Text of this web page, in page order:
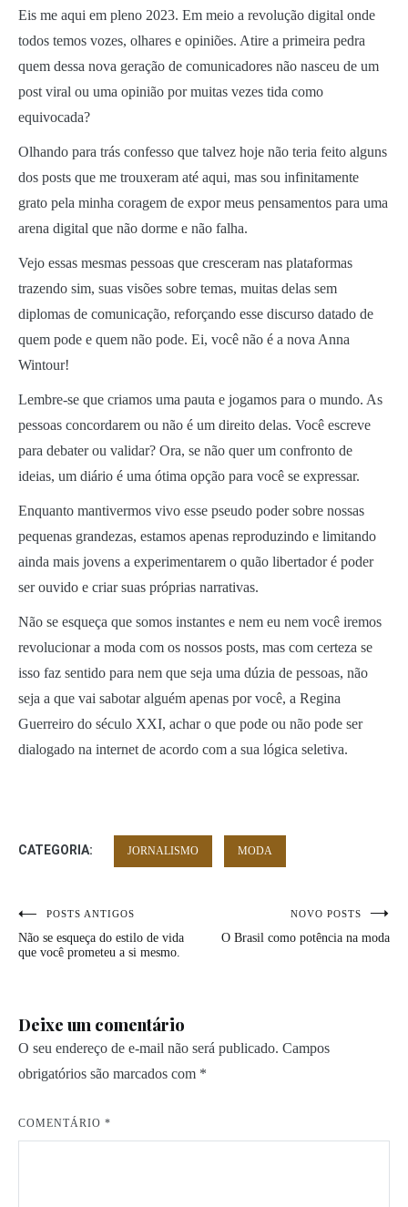
Eis me aqui em pleno 2023. Em meio a revolução digital onde
todos temos vozes, olhares e opiniões. Atire a primeira pedra
quem dessa nova geração de comunicadores não nasceu de um
post viral ou uma opinião por muitas vezes tida como
equivocada?
Olhando para trás confesso que talvez hoje não teria feito alguns
dos posts que me trouxeram até aqui, mas sou infinitamente
grato pela minha coragem de expor meus pensamentos para uma
arena digital que não dorme e não falha.
Vejo essas mesmas pessoas que cresceram nas plataformas
trazendo sim, suas visões sobre temas, muitas delas sem
diplomas de comunicação, reforçando esse discurso datado de
quem pode e quem não pode. Ei, você não é a nova Anna
Wintour!
Lembre-se que criamos uma pauta e jogamos para o mundo. As
pessoas concordarem ou não é um direito delas. Você escreve
para debater ou validar? Ora, se não quer um confronto de
ideias, um diário é uma ótima opção para você se expressar.
Enquanto mantivermos vivo esse pseudo poder sobre nossas
pequenas grandezas, estamos apenas reproduzindo e limitando
ainda mais jovens a experimentarem o quão libertador é poder
ser ouvido e criar suas próprias narrativas.
Não se esqueça que somos instantes e nem eu nem você iremos
revolucionar a moda com os nossos posts, mas com certeza se
isso faz sentido para nem que seja uma dúzia de pessoas, não
seja a que vai sabotar alguém apenas por você, a Regina
Guerreiro do século XXI, achar o que pode ou não pode ser
dialogado na internet de acordo com a sua lógica seletiva.
CATEGORIA: JORNALISMO MODA
Navegação
de
POSTS ANTIGOS
Não se esqueça do estilo de vida
que você prometeu a si mesmo.
NOVO POSTS
O Brasil como potência na moda
Deixe um comentário
O seu endereço de e-mail não será publicado. Campos
obrigatórios são marcados com *
COMENTÁRIO *